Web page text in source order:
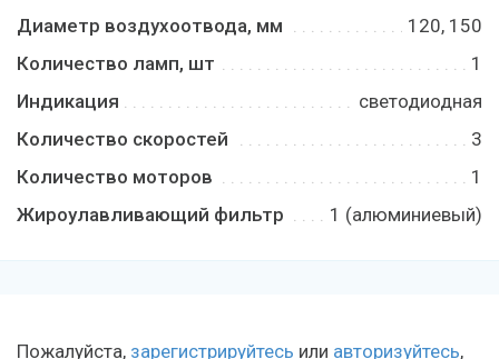
Диаметр воздухоотвода, мм
120, 150
Количество ламп, шт
1
Индикация
светодиодная
Количество скоростей
3
Количество моторов
1
Жироулавливающий фильтр
1 (алюминиевый)
Пожалуйста, зарегистрируйтесь или авторизуйтесь,